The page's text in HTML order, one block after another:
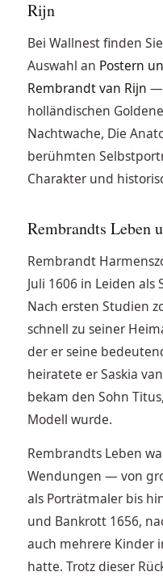
Rijn
Bei Wallnest finden
Auswahl an Postern
Rembrandt van Rijn —
holländischen
Nachtwache, Die
berühmten
Charakter und
Rembrandts Leben
Rembrandt
Juli 1606 in Leiden
Nach ersten Studien
schnell zu seiner
der er seine
heiratete er Saskia
bekam den Sohn
Modell wurde.
Rembrandts Leben
Wendungen — von
als Porträtmaler bis
und Bankrott 1656,
auch mehrere Kinder
hatte. Trotz dieser